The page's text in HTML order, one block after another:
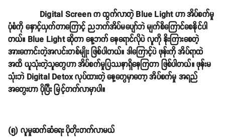
Digital Screen က ထွက်လာတဲ့ Blue Light ဟာ အိပ်စက်မှု
ပုံစံကို နှောင့်ယှက်တာကြောင့် ညဘက်အိပ်မပျော်ဘဲ မျက်စိကြောင်စေနိုင်ပါ
တယ်။ Blue Light ဆိုတာ နေ့ဘက် နေရောင်လိုပဲ လူကို နိုးကြားစေတဲ့
အားကောင်းတဲ့အလင်းတစ်မျိုး ဖြစ်ပါတယ်။ ဒါကြောင့်ပဲ ဖုန်းကို အိပ်ရာထဲ
အထိ ယူသုံးတဲ့သူတွေဟာ အိပ်စက်မှုပြဿနာရှိနေကြတာ ဖြစ်ပါတယ်။ ဖုန်းမ
သုံးဘဲ Digital Detox လုပ်ထားတဲ့ နေ့တွေမှာတော့ အိပ်စက်မှု အရည်
အတွေးဟာ ပိုပြီး မြင့်တက်လာမှာပါ။
(၅) လူမှုဆက်ဆံရေး ပိုတိုးတက်လာမယ်